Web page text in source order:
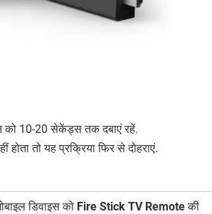
को 10-20 सेकेंड्स तक दबाएं रहें.
तो यह प्रक्रिया फिर से दोहराएं.
डिवाइस को Fire Stick TV Remoteकी